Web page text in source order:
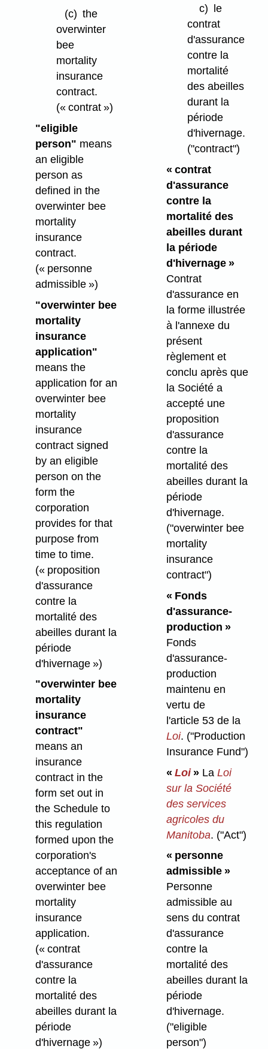
(c) the
overwinter
bee
mortality
insurance
contract.
(« contrat »)
"eligible
person" means
an eligible
person as
defined in the
overwinter bee
mortality
insurance
contract.
(« personne
admissible »)
"overwinter bee
mortality
insurance
application"
means the
application for an
overwinter bee
mortality
insurance
contract signed
by an eligible
person on the
form the
corporation
provides for that
purpose from
time to time.
(« proposition
d'assurance
contre la
mortalité des
abeilles durant la
période
d'hivernage »)
"overwinter bee
mortality
insurance
contract"
means an
insurance
contract in the
form set out in
the Schedule to
this regulation
formed upon the
corporation's
acceptance of an
overwinter bee
mortality
insurance
application.
(« contrat
d'assurance
contre la
mortalité des
abeilles durant la
période
d'hivernage »)
c)
le
contrat
d'assurance
contre la
mortalité
des abeilles
durant la
période
d'hivernage.
("contract")
« contrat
d'assurance
contre la
mortalité des
abeilles durant
la période
d'hivernage »
Contrat
d'assurance en
la forme illustrée
à l'annexe du
présent
règlement et
conclu après que
la Société a
accepté une
proposition
d'assurance
contre la
mortalité des
abeilles durant la
période
d'hivernage.
("overwinter bee
mortality
insurance
contract")
« Fonds
d'assurance-
production »
Fonds
d'assurance-
production
maintenu en
vertu de
l'article 53 de la
Loi. ("Production
Insurance Fund")
« Loi»La Loi
sur la Société
des services
agricoles du
Manitoba. ("Act")
« personne
admissible »
Personne
admissible au
sens du contrat
d'assurance
contre la
mortalité des
abeilles durant la
période
d'hivernage.
("eligible
person")